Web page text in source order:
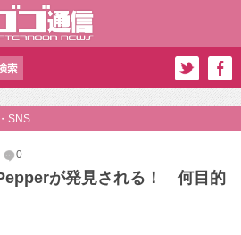
SNS
0
が発見される！ 何目的